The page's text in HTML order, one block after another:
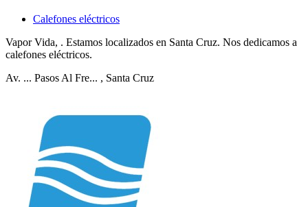
Calefones eléctricos
Vapor Vida, . Estamos localizados en Santa Cruz. Nos dedicamos a
calefones eléctricos.
Av. ... Pasos Al Fre... , Santa Cruz